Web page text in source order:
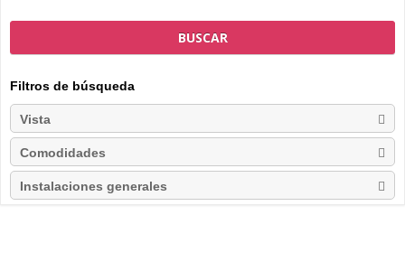
BUSCAR
Filtros de búsqueda
Vista
Comodidades
Instalaciones generales